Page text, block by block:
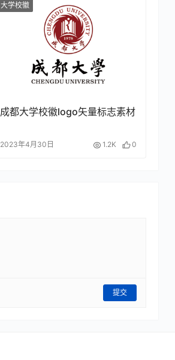
大学校徽
成都大学校徽logo矢量标志素材
2023年4月30日 1.2K 0
提交